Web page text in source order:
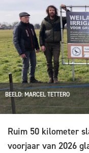
BEELD: MARCEL TETTERO
Ruim 50 kilometer
voorjaar van 2026